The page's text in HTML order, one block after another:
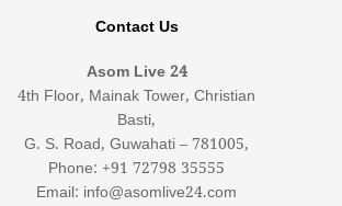
Contact Us
Asom Live 24
4th Floor, Mainak Tower, Christian
Basti,
G. S. Road, Guwahati – 781005,
Phone: +91 72798 35555
Email: info@asomlive24.com